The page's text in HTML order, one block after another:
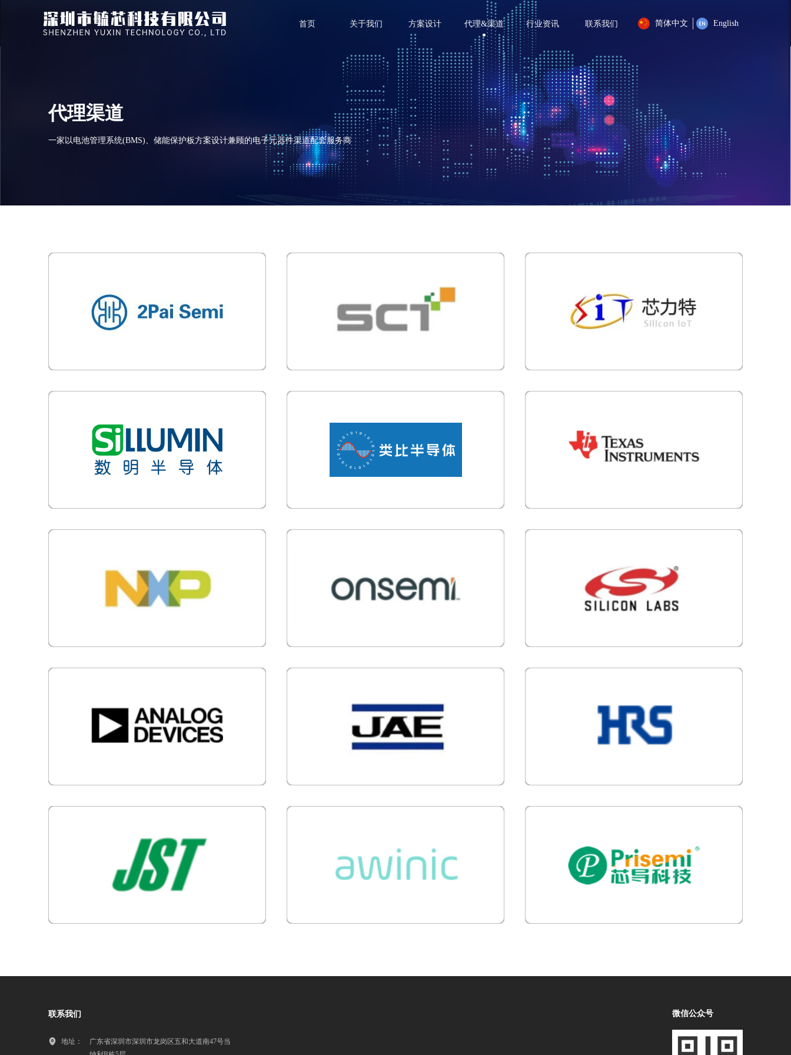
首页 关于我们 方案设计 代理&渠道 行业资讯 联系我们 简体中文 English
代理渠道
一家以电池管理系统(BMS)、储能保护板方案设计兼顾的电子元器件渠道配套服务商
微信公众号
联系我们
地址：
广东省深圳市深圳市龙岗区五和大道南47号当